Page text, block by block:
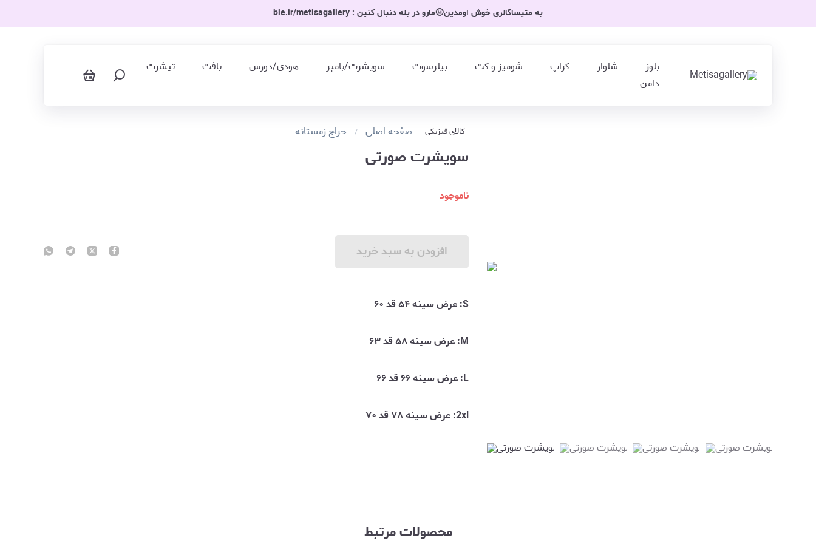
به متیساگالری خوش اومدین🌝مارو در بله دنبال کنین : ble.ir/metisagallery
بلوز شلوار کراپ شومیز و کت بیلرسوت سویشرت/بامبر هودی/دورس بافت
تیشرت
دامن
کالای فیزیکی صفحه اصلی حراج زمستانه
سویشرت صورتی
ناموجود
افزودن به سبد خرید
S: عرض سینه ۵۴ قد ۶۰
M: عرض سینه ۵۸ قد ۶۳
L: عرض سینه ۶۶ قد ۶۶
2xl: عرض سینه ۷۸ قد ۷۰
محصولات مرتبط